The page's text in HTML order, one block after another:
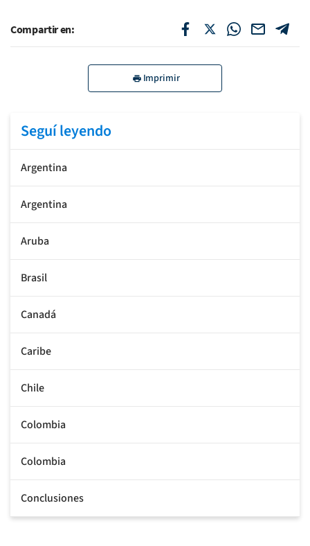
Compartir en:
Imprimir
Seguí leyendo
Argentina
Argentina
Aruba
Brasil
Canadá
Caribe
Chile
Colombia
Colombia
Conclusiones